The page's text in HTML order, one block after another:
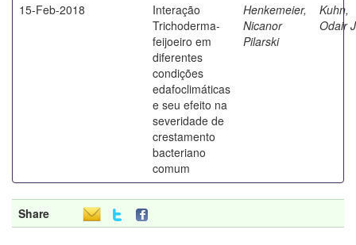
15-Feb-2018
Interação
Trichoderma-
feijoeiro em
diferentes
condições
edafoclimáticas
e seu efeito na
severidade de
crestamento
bacteriano
comum
Henkemeier,
Nicanor
Pilarski
Kuhn,
Odair
Share